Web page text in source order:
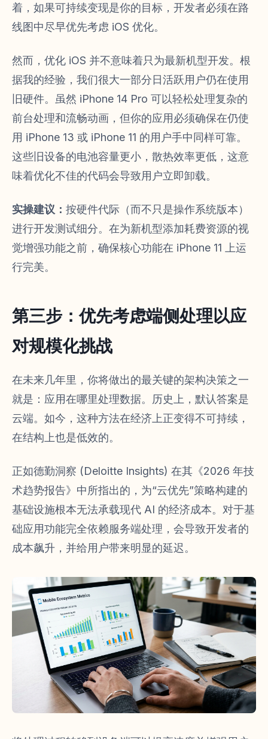
着，如果可持续变现是你的目标，开发者必须在路
线图中尽早优先考虑 iOS 优化。
然而，优化 iOS 并不意味着只为最新机型开发。根
据我的经验，我们很大一部分日活跃用户仍在使用
旧硬件。虽然 iPhone 14 Pro 可以轻松处理复杂的
前台处理和流畅动画，但你的应用必须确保在仍使
用 iPhone 13 或 iPhone 11 的用户手中同样可靠。
这些旧设备的电池容量更小，散热效率更低，这意
味着优化不佳的代码会导致用户立即卸载。
实操建议： 按硬件代际（而不只是操作系统版本）
进行开发测试细分。在为新机型添加耗费资源的视
觉增强功能之前，确保核心功能在 iPhone 11 上运
行完美。
第三步：优先考虑端侧处理以应
对规模化挑战
在未来几年里，你将做出的最关键的架构决策之一
就是：应用在哪里处理数据。历史上，默认答案是
云端。如今，这种方法在经济上正变得不可持续，
在结构上也是低效的。
正如德勤洞察 (Deloitte Insights) 在其《2026 年技
术趋势报告》中所指出的，为“云优先”策略构建的
基础设施根本无法承载现代 AI 的经济成本。对于基
础应用功能完全依赖服务端处理，会导致开发者的
成本飙升，并给用户带来明显的延迟。